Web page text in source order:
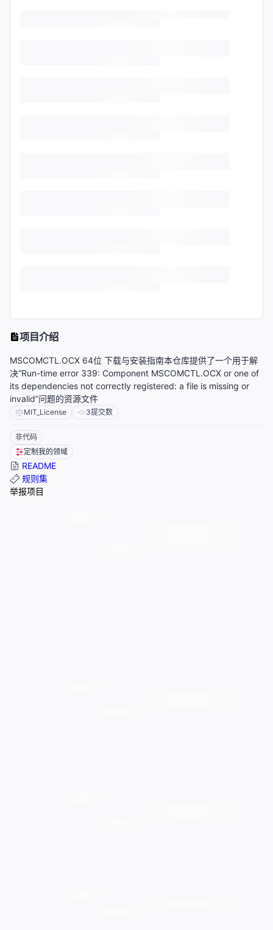
项目介绍
MSCOMCTL.OCX 64位 下载与安装指南本仓库提供了一个用于解
决“Run-time error 339: Component MSCOMCTL.OCX or one of
its dependencies not correctly registered: a file is missing or
invalid”问题的资源文件
MIT_License 3提交数
非代码
定制我的领域
README
规则集
举报项目